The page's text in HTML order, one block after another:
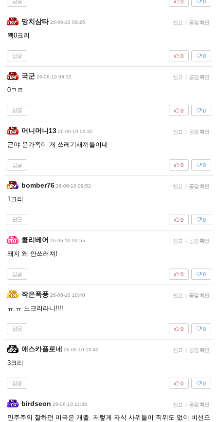
0
0
망치삼타 26-06-10 09:26 신고 | 공감 확인
꽥0크리
답글 0
0
국군 26-06-10 09:32 신고 | 공감 확인
0ㅋㄹ
답글 0
0
머니머니13 26-06-10 09:32 신고 | 공감 확인
근야 온가족이 개 쓰레기새끼들이네
답글 0
0
bomber76 26-06-10 09:52 신고 | 공감 확인
1크리
답글 0
0
콜리베어 26-06-10 09:55 신고 | 공감 확인
돼지 왜 안쓰러져!
답글 0
0
작은폭풍 26-06-10 10:40 신고 | 공감 확인
ㅠ.ㅠ 노크리라니!!!!
답글 0
0
애스카플로네 26-06-10 10:40 신고 | 공감 확인
3크리
답글 0
0
birdseon 26-06-10 11:38 신고 | 공감 확인
민주주의 잘하던 미국은 개뿔. 저렇게 자식 사위들이 직위도 없이 비선으